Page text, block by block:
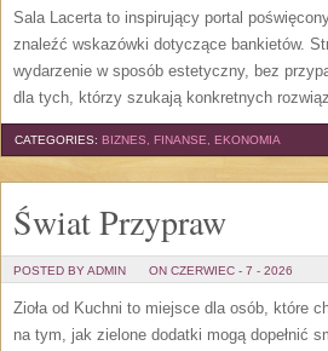
Sala Lacerta to inspirujący portal
znaleźć wskazówki dotyczące bankietów.
wydarzenie w sposób estetyczny, bez
dla tych, którzy szukają konkretnych
CATEGORIES: BIZNES, FINANSE, EKONOMIA
Świat Przypraw
POSTED BY ADMIN ON CZERWIEC - 7 - 2026
Zioła od Kuchni to miejsce dla osób, które
na tym, jak zielone dodatki mogą dopełnić